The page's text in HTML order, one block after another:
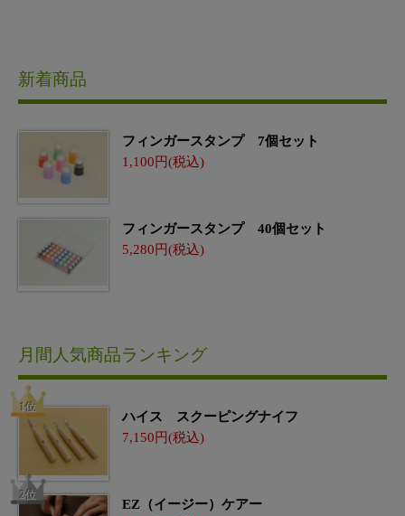
新着商品
フィンガースタンプ 7個セット
1,100
フィンガースタンプ 40個セット
5,280
月間人気商品ランキング
ハイス スクーピングナイフ
7,150
EZ（イージー）ケアー